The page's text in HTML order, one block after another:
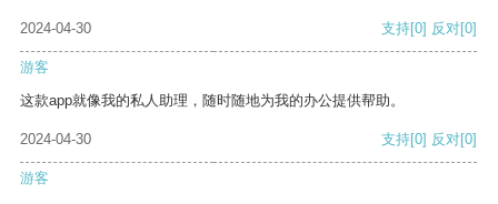
2024-04-30 支持[0] 反对[0]
游客
这款app就像我的私人助理，随时随地为我的办公提供帮助。
2024-04-30 支持[0] 反对[0]
游客